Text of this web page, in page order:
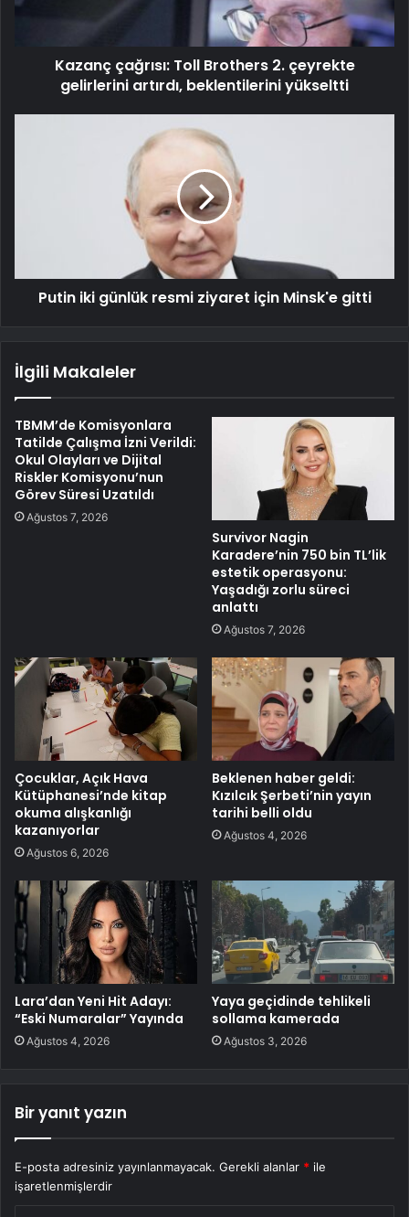
Kazanç çağrısı: Toll Brothers 2. çeyrekte
gelirlerini artırdı, beklentilerini yükseltti
Putin iki günlük resmi ziyaret için Minsk'e gitti
İlgili Makaleler
TBMM’de Komisyonlara
Tatilde Çalışma İzni Verildi:
Okul Olayları ve Dijital
Riskler Komisyonu’nun
Görev Süresi Uzatıldı
Ağustos 7, 2026
Survivor Nagin
Karadere’nin 750 bin TL’lik
estetik operasyonu:
Yaşadığı zorlu süreci
anlattı
Ağustos 7, 2026
Çocuklar, Açık Hava
Kütüphanesi’nde kitap
okuma alışkanlığı
kazanıyorlar
Ağustos 6, 2026
Beklenen haber geldi:
Kızılcık Şerbeti’nin yayın
tarihi belli oldu
Ağustos 4, 2026
Lara’dan Yeni Hit Adayı:
“Eski Numaralar” Yayında
Ağustos 4, 2026
Yaya geçidinde tehlikeli
sollama kamerada
Ağustos 3, 2026
Bir yanıt yazın
E-posta adresiniz yayınlanmayacak. Gerekli alanlar * ile
işaretlenmişlerdir